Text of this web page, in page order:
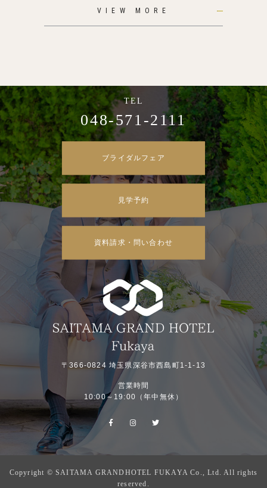
VIEW MORE
048-571-2111
ブライダルフェア
見学予約
資料請求・問い合わせ
〒366-0824 埼玉県深谷市西島町1-1-13
営業時間
10:00～19:00（年中無休）
Copyright © SAITAMA GRANDHOTEL FUKAYA Co., Ltd. All rights
reserved.
フェア一覧 プラン一覧 お電話